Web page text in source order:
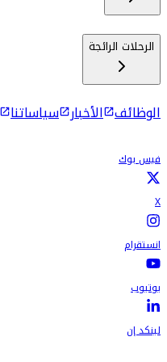
الرحلات الرائجة
الوظائف الأخبار سياساتنا
فيس بوك
X
انستقرام
يوتيوب
لينكد إن